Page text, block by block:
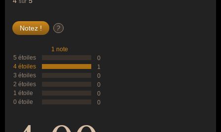
?
1 note
5 étoiles
0
4 étoiles
1
3 étoiles
0
2 étoiles
0
1 étoile
0
0 étoile
0